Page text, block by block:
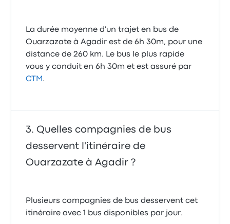
La durée moyenne d'un trajet en bus de
Ouarzazate à Agadir est de 6h 30m, pour une
distance de 260 km. Le bus le plus rapide
vous y conduit en 6h 30m et est assuré par
CTM .
Quelles compagnies de bus
desservent l'itinéraire de
Ouarzazate à Agadir ?
Plusieurs compagnies de bus desservent cet
itinéraire avec 1 bus disponibles par jour.